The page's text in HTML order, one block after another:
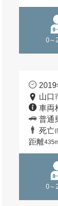
0～
山口
車両
普通
死亡
距離
0～